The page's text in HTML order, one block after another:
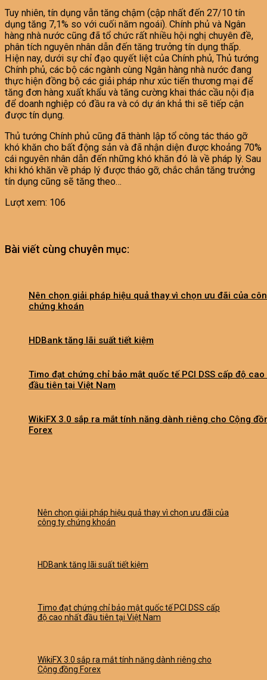
Tuy nhiên, tín dụng vẫn tăng chậm (cập nhất đến 27/10 tín
dụng tăng 7,1% so với cuối năm ngoái). Chính phủ và Ngân
hàng nhà nước cũng đã tổ chức rất nhiều hội nghị chuyên đề,
phân tích nguyên nhân dẫn đến tăng trưởng tín dụng thấp.
Hiện nay, dưới sự chỉ đạo quyết liệt của Chính phủ, Thủ tướng
Chính phủ, các bộ các ngành cùng Ngân hàng nhà nước đang
thực hiện đồng bộ các giải pháp như xúc tiến thương mại để
tăng đơn hàng xuất khẩu và tăng cường khai thác cầu nội địa
để doanh nghiệp có đầu ra và có dự án khả thi sẽ tiếp cận
được tín dụng.
Thủ tướng Chính phủ cũng đã thành lập tổ công tác tháo gỡ
khó khăn cho bất động sản và đã nhận diện được khoảng 70%
cái nguyên nhân dẫn đến những khó khăn đó là về pháp lý. Sau
khi khó khăn về pháp lý được tháo gỡ, chắc chắn tăng trưởng
tín dụng cũng sẽ tăng theo…
Lượt xem: 106
Bài viết cùng chuyên mục:
Nên chọn giải pháp hiệu quả thay vì chọn ưu đãi của
chứng khoán
HDBank tăng lãi suất tiết kiệm
Timo đạt chứng chỉ bảo mật quốc tế PCI DSS cấp độ cao
đầu tiên tại Việt Nam
WikiFX 3.0 sắp ra mắt tính năng dành riêng cho Cộng
Forex
Nên chọn giải pháp hiệu quả thay vì chọn ưu đãi của
công ty chứng khoán
HDBank tăng lãi suất tiết kiệm
Timo đạt chứng chỉ bảo mật quốc tế PCI DSS cấp
độ cao nhất đầu tiên tại Việt Nam
WikiFX 3.0 sắp ra mắt tính năng dành riêng cho
Cộng đồng Forex